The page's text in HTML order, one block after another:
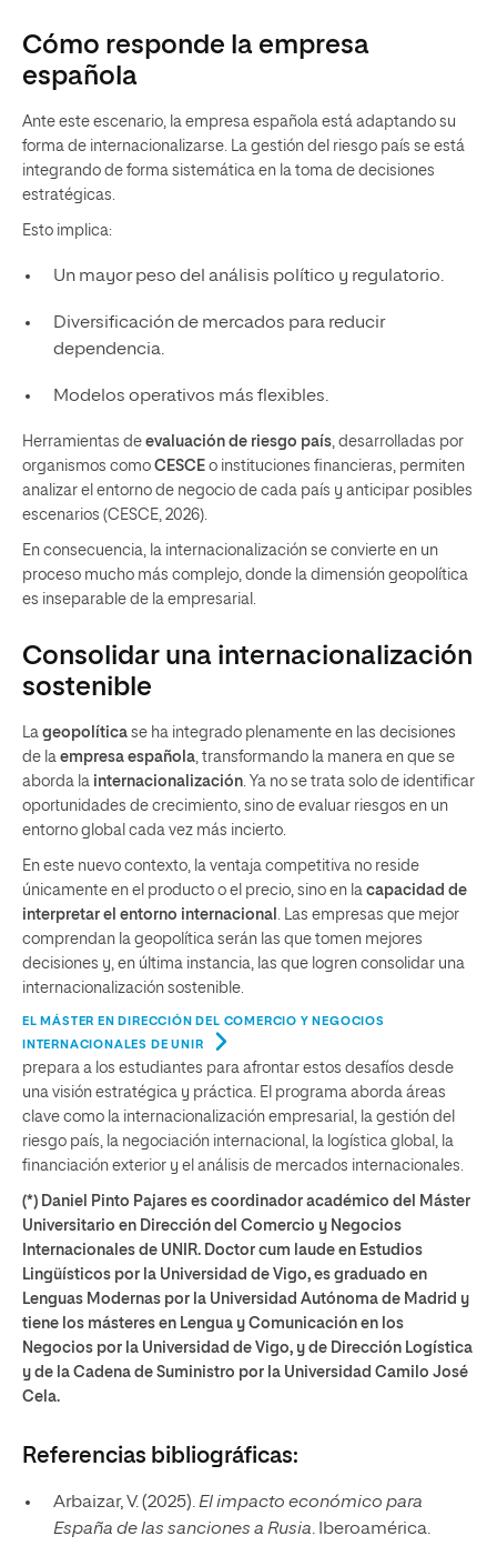
Cómo responde la empresa
española
Ante este escenario, la empresa española está adaptando su
forma de internacionalizarse. La gestión del riesgo país se está
integrando de forma sistemática en la toma de decisiones
estratégicas.
Esto implica:
Un mayor peso del análisis político y regulatorio.
Diversificación de mercados para reducir
dependencia.
Modelos operativos más flexibles.
Herramientas de evaluación de riesgo país , desarrolladas por
organismos como CESCE o instituciones financieras, permiten
analizar el entorno de negocio de cada país y anticipar posibles
escenarios (CESCE, 2026).
En consecuencia, la internacionalización se convierte en un
proceso mucho más complejo, donde la dimensión geopolítica
es inseparable de la empresarial.
Consolidar una internacionalización
sostenible
La geopolítica se ha integrado plenamente en las decisiones
de la empresa española , transformando la manera en que se
aborda la internacionalización . Ya no se trata solo de identificar
oportunidades de crecimiento, sino de evaluar riesgos en un
entorno global cada vez más incierto.
En este nuevo contexto, la ventaja competitiva no reside
únicamente en el producto o el precio, sino en la capacidad de
interpretar el entorno internacional
. Las empresas que mejor
comprendan la geopolítica serán las que tomen mejores
decisiones y, en última instancia, las que logren consolidar una
internacionalización sostenible.
EL MÁSTER EN DIRECCIÓN DEL COMERCIO Y NEGOCIOS
INTERNACIONALES DE UNIR
prepara a los estudiantes para afrontar estos desafíos desde
una visión estratégica y práctica. El programa aborda áreas
clave como la internacionalización empresarial, la gestión del
riesgo país, la negociación internacional, la logística global, la
financiación exterior y el análisis de mercados internacionales.
(*) Daniel Pinto Pajares es coordinador académico del Máster
Universitario en Dirección del Comercio y Negocios
Internacionales de UNIR. Doctor cum laude en Estudios
Lingüísticos por la Universidad de Vigo, es graduado en
Lenguas Modernas por la Universidad Autónoma de Madrid y
tiene los másteres en Lengua y Comunicación en los
Negocios por la Universidad de Vigo, y de Dirección Logística
y de la Cadena de Suministro por la Universidad Camilo José
Cela.
Referencias bibliográficas:
Arbaizar, V. (2025).El impacto económico para
España de las sanciones a Rusia. Iberoamérica.